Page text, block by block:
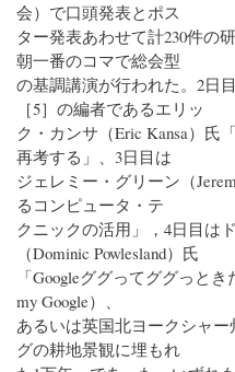
会）で口頭発表とポス
ター発表あわせて計230件の
朝一番のコマで総会型
の基調講演が行われた。2日
［5］の編者であるエリッ
ク・カンサ（Eric Kansa）氏
再考する」、3日目は
ジェレミー・グリーン（
るコンピュータ・テ
クニックの活用」，4日目は
（Dominic Powlesland）氏
「Googleググってググっと
my Google）、
あるいは英国北ヨークシャ
グの耕地景観に埋もれ